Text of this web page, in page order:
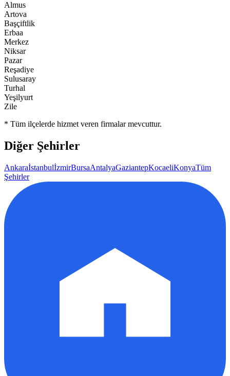
Almus
Artova
Başçiftlik
Erbaa
Merkez
Niksar
Pazar
Reşadiye
Sulusaray
Turhal
Yeşilyurt
Zile
* Tüm ilçelerde hizmet veren firmalar mevcuttur.
Diğer Şehirler
AnkaraİstanbulİzmirBursaAntalyaGaziantepKocaeliKonyaTüm
Şehirler